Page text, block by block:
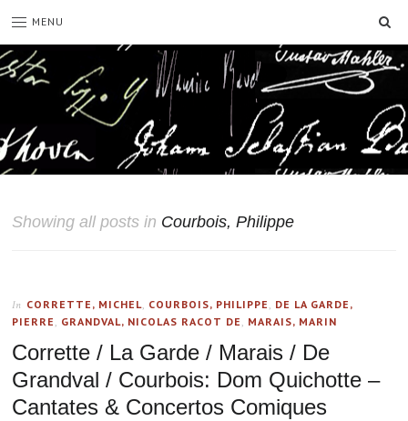
MENU
Showing all posts in Courbois, Philippe
In CORRETTE, MICHEL, COURBOIS, PHILIPPE , DE LA GARDE,
PIERRE , GRANDVAL, NICOLAS RACOT DE , MARAIS, MARIN
Corrette / La Garde / Marais / De
Grandval / Courbois: Dom Quichotte –
Cantates & Concertos Comiques